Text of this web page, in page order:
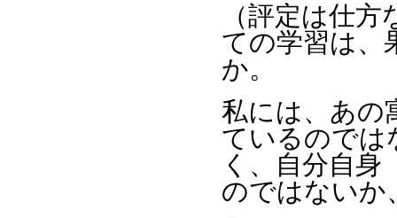
（評定は仕
ての学習は、
か。
私には、あの
ているのでは
く、自分自
のではないか